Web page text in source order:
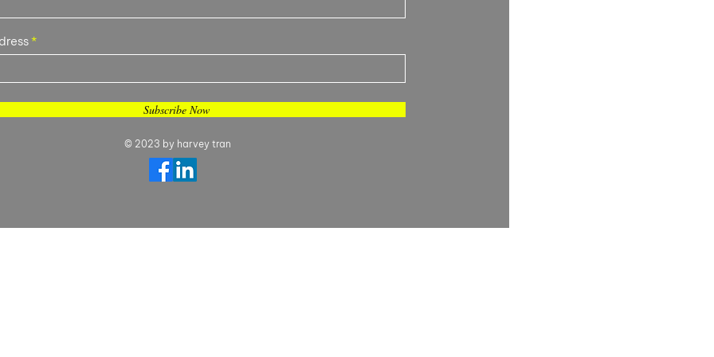
Subscribe Now
© 2023 by harvey tran